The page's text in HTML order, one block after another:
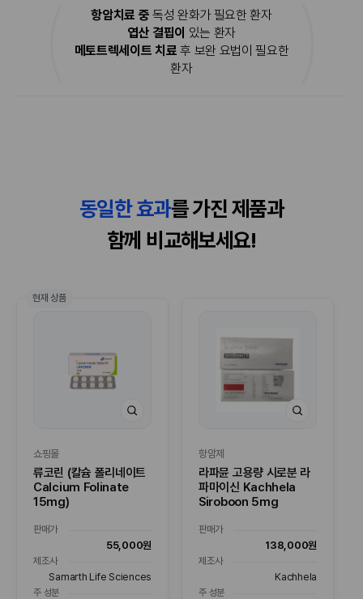
는 극히 드물고 효과가 늦게 나타나는 것을 효과가
없다고 오해하는 경우가 많다. 따라서 3개월 정도
지났는 데도 효과가 없다고 무조건 포기할 것은 아
니고 1년 정도 꾸준히 복용하면서 지켜볼 필요가
있다.종종 피나스테리드에 대한 내성이 논란이 되
스테리드 내성 때문에 탈모가 재발한다고 오해하
는 경우가 종종 있다.
을 만들 수 있다.정리하면 엑스트라 슈퍼 아바나는
발기 기능과 사정 조절이라는 두 영역을 함께 고려
한 제품이라는 점에서 분명한 특징이 있다. 그러나
아바나필 200mg과 다폭세틴 60mg이 포함된 제
품으로 소개되는 만큼, 단순한 건강보조제처럼 접
항암치료 중 독성 완화가 필요한 환자
엽산 결핍이 있는 환자
메토트렉세이트 치료 후 보완 요법이 필요한
환자
동일한 효과를 가진 제품과
함께 비교해보세요!
현재 상품
쇼핑몰
류코린 (칼슘 폴리네이트
Calcium Folinate
15mg)
판매가
55,000원
제조사
Samarth Life Sciences
주 성분
항암제
라파뮨 고용량 시로분 라
파마이신 Kachhela
Siroboon 5mg
판매가
138,000원
제조사
Kachhela
주 성분